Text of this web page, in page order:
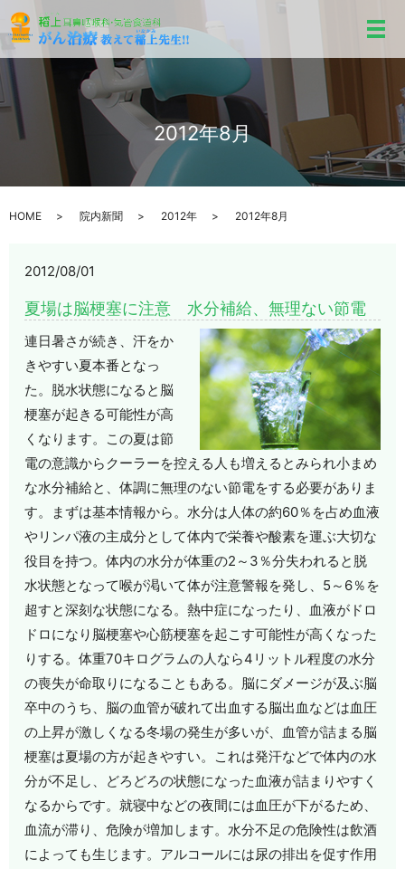
メ
2012年8月
HOME 院内新聞 2012年 2012年8月
2012/08/01
夏場は脳梗塞に注意 水分補給、無理ない節電
連日暑さが続き、汗をか
きやすい夏本番となっ
た。脱水状態になると脳
梗塞が起きる可能性が高
くなります。この夏は節
電の意識からクーラーを控える人も増えるとみられ小まめ
な水分補給と、体調に無理のない節電をする必要がありま
す。まずは基本情報から。水分は人体の約60％を占め血液
やリンパ液の主成分として体内で栄養や酸素を運ぶ大切な
役目を持つ。体内の水分が体重の2～3％分失われると脱
水状態となって喉が渇いて体が注意警報を発し、5～6％を
超すと深刻な状態になる。熱中症になったり、血液がドロ
ドロになり脳梗塞や心筋梗塞を起こす可能性が高くなった
りする。体重70キログラムの人なら4リットル程度の水分
の喪失が命取りになることもある。脳にダメージが及ぶ脳
卒中のうち、脳の血管が破れて出血する脳出血などは血圧
の上昇が激しくなる冬場の発生が多いが、血管が詰まる脳
梗塞は夏場の方が起きやすい。これは発汗などで体内の水
分が不足し、どろどろの状態になった血液が詰まりやすく
なるからです。就寝中などの夜間には血圧が下がるため、
血流が滞り、危険が増加します。水分不足の危険性は飲酒
によっても生じます。アルコールには尿の排出を促す作用